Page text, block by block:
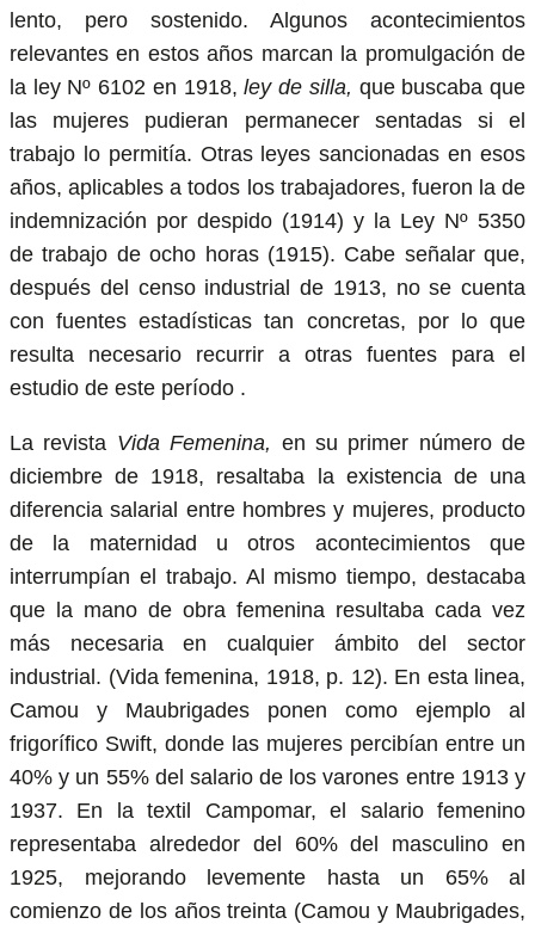
lento, pero sostenido. Algunos acontecimientos
relevantes en estos años marcan la promulgación de
la ley Nº 6102 en 1918,ley de silla, que buscaba que
las mujeres pudieran permanecer sentadas si el
trabajo lo permitía. Otras leyes sancionadas en esos
años, aplicables a todos los trabajadores, fueron la de
indemnización por despido (1914) y la Ley Nº 5350
de trabajo de ocho horas (1915). Cabe señalar que,
después del censo industrial de 1913, no se cuenta
con fuentes estadísticas tan concretas, por lo que
resulta necesario recurrir a otras fuentes para el
estudio de este período .
La revista Vida Femenina, en su primer número de
diciembre de 1918, resaltaba la existencia de una
diferencia salarial entre hombres y mujeres, producto
de la maternidad u otros acontecimientos que
interrumpían el trabajo. Al mismo tiempo, destacaba
que la mano de obra femenina resultaba cada vez
más necesaria en cualquier ámbito del sector
industrial. (Vida femenina, 1918, p. 12). En esta linea,
Camou y Maubrigades ponen como ejemplo al
frigorífico Swift, donde las mujeres percibían entre un
40% y un 55% del salario de los varones entre 1913 y
1937. En la textil Campomar, el salario femenino
representaba alrededor del 60% del masculino en
1925, mejorando levemente hasta un 65% al
comienzo de los años treinta (Camou y Maubrigades,